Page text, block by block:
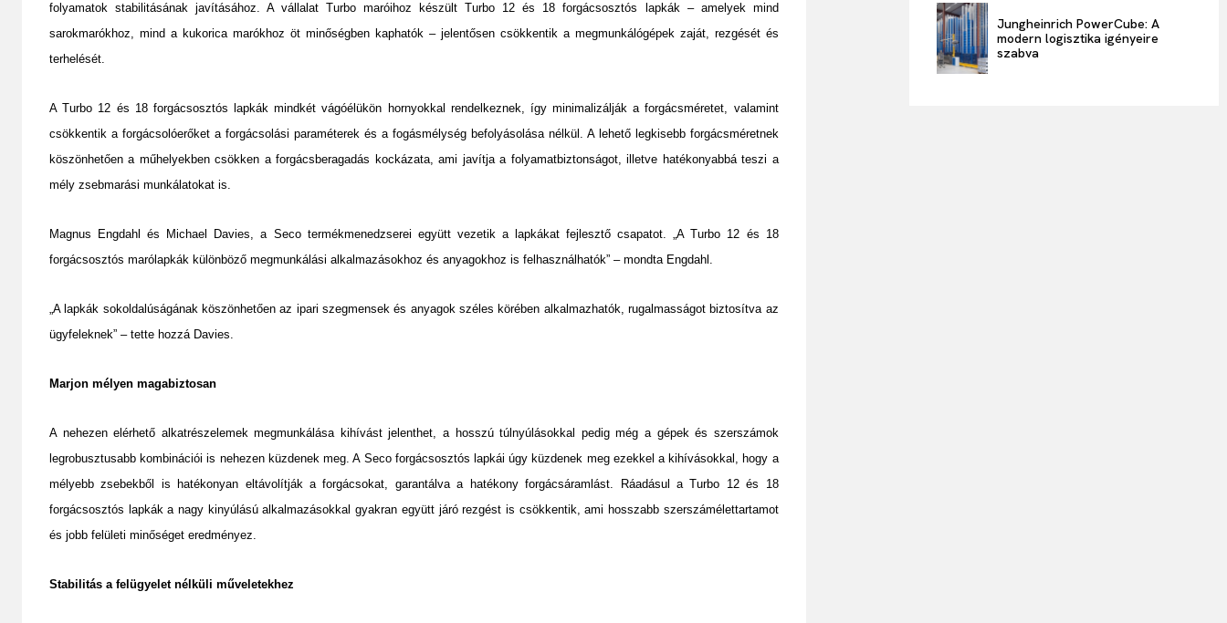
folyamatok stabilitásának javításához. A vállalat Turbo maróihoz készült Turbo 12 és 18 forgácsosztós lapkák – amelyek mind
sarokmarókhoz, mind a kukorica marókhoz öt minőségben kaphatók – jelentősen csökkentik a megmunkálógépek zaját, rezgését és
terhelését.
A Turbo 12 és 18 forgácsosztós lapkák mindkét vágóélükön hornyokkal rendelkeznek, így minimalizálják a forgácsméretet, valamint
csökkentik a forgácsolóerőket a forgácsolási paraméterek és a fogásmélység befolyásolása nélkül. A lehető legkisebb forgácsméretnek
köszönhetően a műhelyekben csökken a forgácsberagadás kockázata, ami javítja a folyamatbiztonságot, illetve hatékonyabbá teszi a
mély zsebmarási munkálatokat is.
Magnus Engdahl és Michael Davies, a Seco termékmenedzserei együtt vezetik a lapkákat fejlesztő csapatot. „A Turbo 12 és 18
forgácsosztós marólapkák különböző megmunkálási alkalmazásokhoz és anyagokhoz is felhasználhatók” – mondta Engdahl.
„A lapkák sokoldalúságának köszönhetően az ipari szegmensek és anyagok széles körében alkalmazhatók, rugalmasságot biztosítva az
ügyfeleknek” – tette hozzá Davies.
Marjon mélyen magabiztosan
A nehezen elérhető alkatrészelemek megmunkálása kihívást jelenthet, a hosszú túlnyúlásokkal pedig még a gépek és szerszámok
legrobusztusabb kombinációi is nehezen küzdenek meg. A Seco forgácsosztós lapkái úgy küzdenek meg ezekkel a kihívásokkal, hogy a
mélyebb zsebekből is hatékonyan eltávolítják a forgácsokat, garantálva a hatékony forgácsáramlást. Ráadásul a Turbo 12 és 18
forgácsosztós lapkák a nagy kinyúlású alkalmazásokkal gyakran együtt járó rezgést is csökkentik, ami hosszabb szerszámélettartamot
és jobb felületi minőséget eredményez.
Stabilitás a felügyelet nélküli műveletekhez
Jungheinrich PowerCube: A
modern logisztika igényeire
szabva